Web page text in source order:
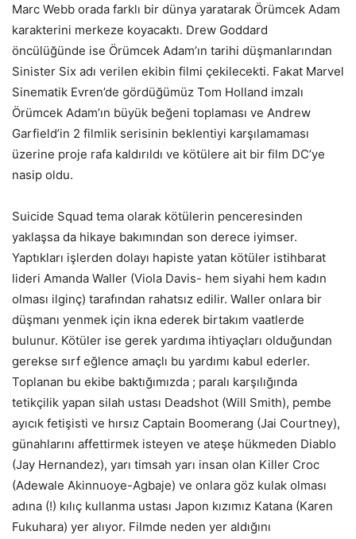
Marc Webb orada farklı bir dünya yaratarak Örümcek Adam
karakterini merkeze koyacaktı. Drew Goddard
öncülüğünde ise Örümcek Adam’ın tarihi düşmanlarından
Sinister Six adı verilen ekibin filmi çekilecekti. Fakat Marvel
Sinematik Evren’de gördüğümüz Tom Holland imzalı
Örümcek Adam’ın büyük beğeni toplaması ve Andrew
Garfield’in 2 filmlik serisinin beklentiyi karşılamaması
üzerine proje rafa kaldırıldı ve kötülere ait bir film DC’ye
nasip oldu.
Suicide Squad tema olarak kötülerin penceresinden
yaklaşsa da hikaye bakımından son derece iyimser.
Yaptıkları işlerden dolayı hapiste yatan kötüler istihbarat
lideri Amanda Waller (Viola Davis- hem siyahi hem kadın
olması ilginç) tarafından rahatsız edilir. Waller onlara bir
düşmanı yenmek için ikna ederek birtakım vaatlerde
bulunur. Kötüler ise gerek yardıma ihtiyaçları olduğundan
gerekse sırf eğlence amaçlı bu yardımı kabul ederler.
Toplanan bu ekibe baktığımızda ; paralı karşılığında
tetikçilik yapan silah ustası Deadshot (Will Smith), pembe
ayıcık fetişisti ve hırsız Captain Boomerang (Jai Courtney),
günahlarını affettirmek isteyen ve ateşe hükmeden Diablo
(Jay Hernandez), yarı timsah yarı insan olan Killer Croc
(Adewale Akinnuoye-Agbaje) ve onlara göz kulak olması
adına (!) kılıç kullanma ustası Japon kızımız Katana (Karen
Fukuhara) yer alıyor. Filmde neden yer aldığını